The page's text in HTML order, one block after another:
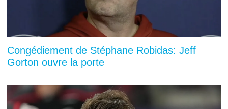
Congédiement de Stéphane Robidas: Jeff
Gorton ouvre la porte